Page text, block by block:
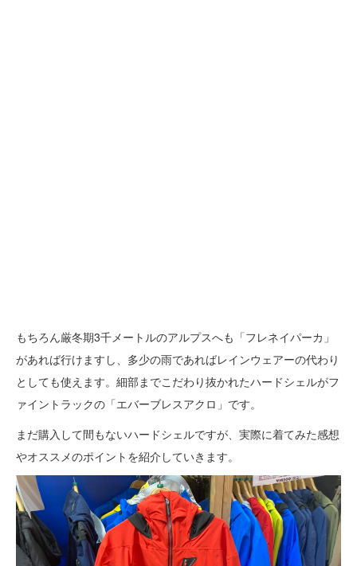
もちろん厳冬期3千メートルのアルプスへも「フレネイパーカ」
があれば行けますし、多少の雨であればレインウェアーの代わり
としても使えます。細部までこだわり抜かれたハードシェルがフ
ァイントラックの「エバーブレスアクロ」です。
まだ購入して間もないハードシェルですが、実際に着てみた感想
やオススメのポイントを紹介していきます。